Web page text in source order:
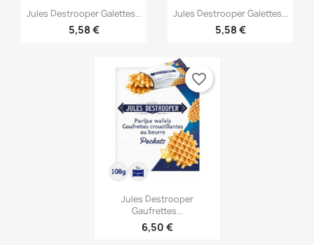
Anteprima
Jules Destrooper Galettes...
5,58 €
Anteprima
Jules Destrooper Galettes...
5,58 €
Anteprima
Jules Destrooper
Gaufrettes...
6,50 €
favorite_border